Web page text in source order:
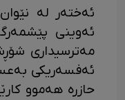
ئەختەر لە
ئەوینی
مەترسیداری
ئەفسەریکی
حازرە هەموو